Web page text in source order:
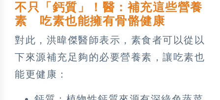
不只「鈣質」！醫：補充這些營養
素 吃素也能擁有骨骼健康
對此，洪暐傑醫師表示，素食者可以從以
下來源補充足夠的必要營養素，讓吃素也
能更健康：